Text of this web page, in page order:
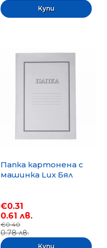
Папка картонена с
машинка Lux Бял
€0.31
0.61 лв.
€0.40
0.78 лв.